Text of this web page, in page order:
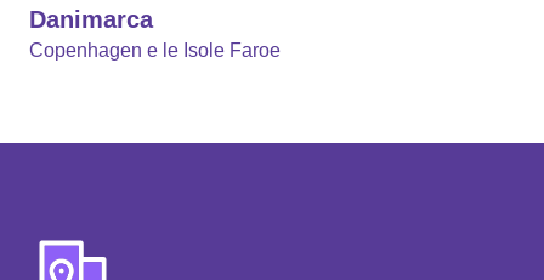
Danimarca
Copenhagen e le Isole Faroe